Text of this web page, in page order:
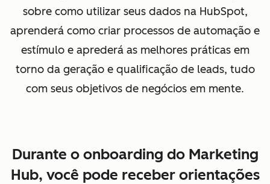
sobre como utilizar seus dados na HubSpot,
aprenderá como criar processos de automação e
estímulo e aprederá as melhores práticas em
torno da geração e qualificação de leads, tudo
com seus objetivos de negócios em mente.
Durante o onboarding do Marketing
Hub, você pode receber orientações